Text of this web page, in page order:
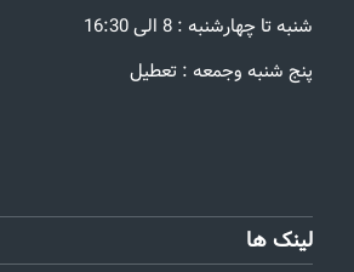
شنبه تا چهارشنبه : 8 الی 16:30
پنج شنبه وجمعه : تعطیل
لینک ها